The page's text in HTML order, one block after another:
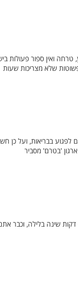
ואין ספור פעולות
שלא מצריכות שעות
לפגוע בבריאות, ועל כן
'בטרם' מסביר
רוצים לרדת במשקל, ולא יודעים איך להתחיל? לדעת החוקרים, כדאי לכם להוסיף 20 דקות שינה בלילה, וכבר